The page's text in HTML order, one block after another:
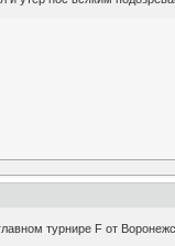
турнире F от